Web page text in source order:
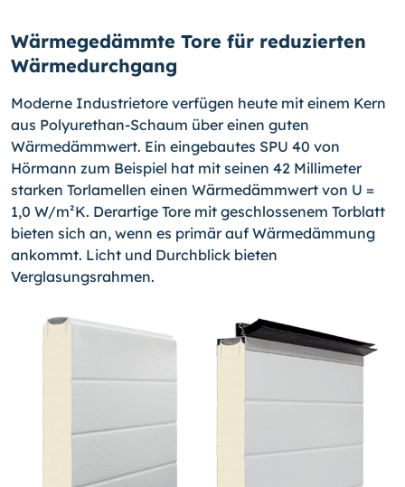
Wärmegedämmte Tore für reduzierten
Wärmedurchgang
Moderne Industrietore verfügen heute mit einem Kern
aus Polyurethan-Schaum über einen guten
Wärmedämmwert. Ein eingebautes SPU 40 von
Hörmann zum Beispiel hat mit seinen 42 Millimeter
starken Torlamellen einen Wärmedämmwert von U =
1,0 W/m²K. Derartige Tore mit geschlossenem Torblatt
bieten sich an, wenn es primär auf Wärmedämmung
ankommt. Licht und Durchblick bieten
Verglasungsrahmen.